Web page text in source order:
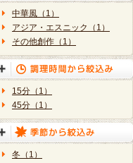
中華風（1）
アジア・エスニック（1）
その他創作（1）
15分（1）
45分（1）
冬（1）